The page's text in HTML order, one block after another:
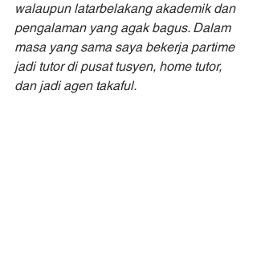
walaupun latarbelakang akademik dan
pengalaman yang agak bagus. Dalam
masa yang sama saya bekerja partime
jadi tutor di pusat tusyen, home tutor,
dan jadi agen takaful.